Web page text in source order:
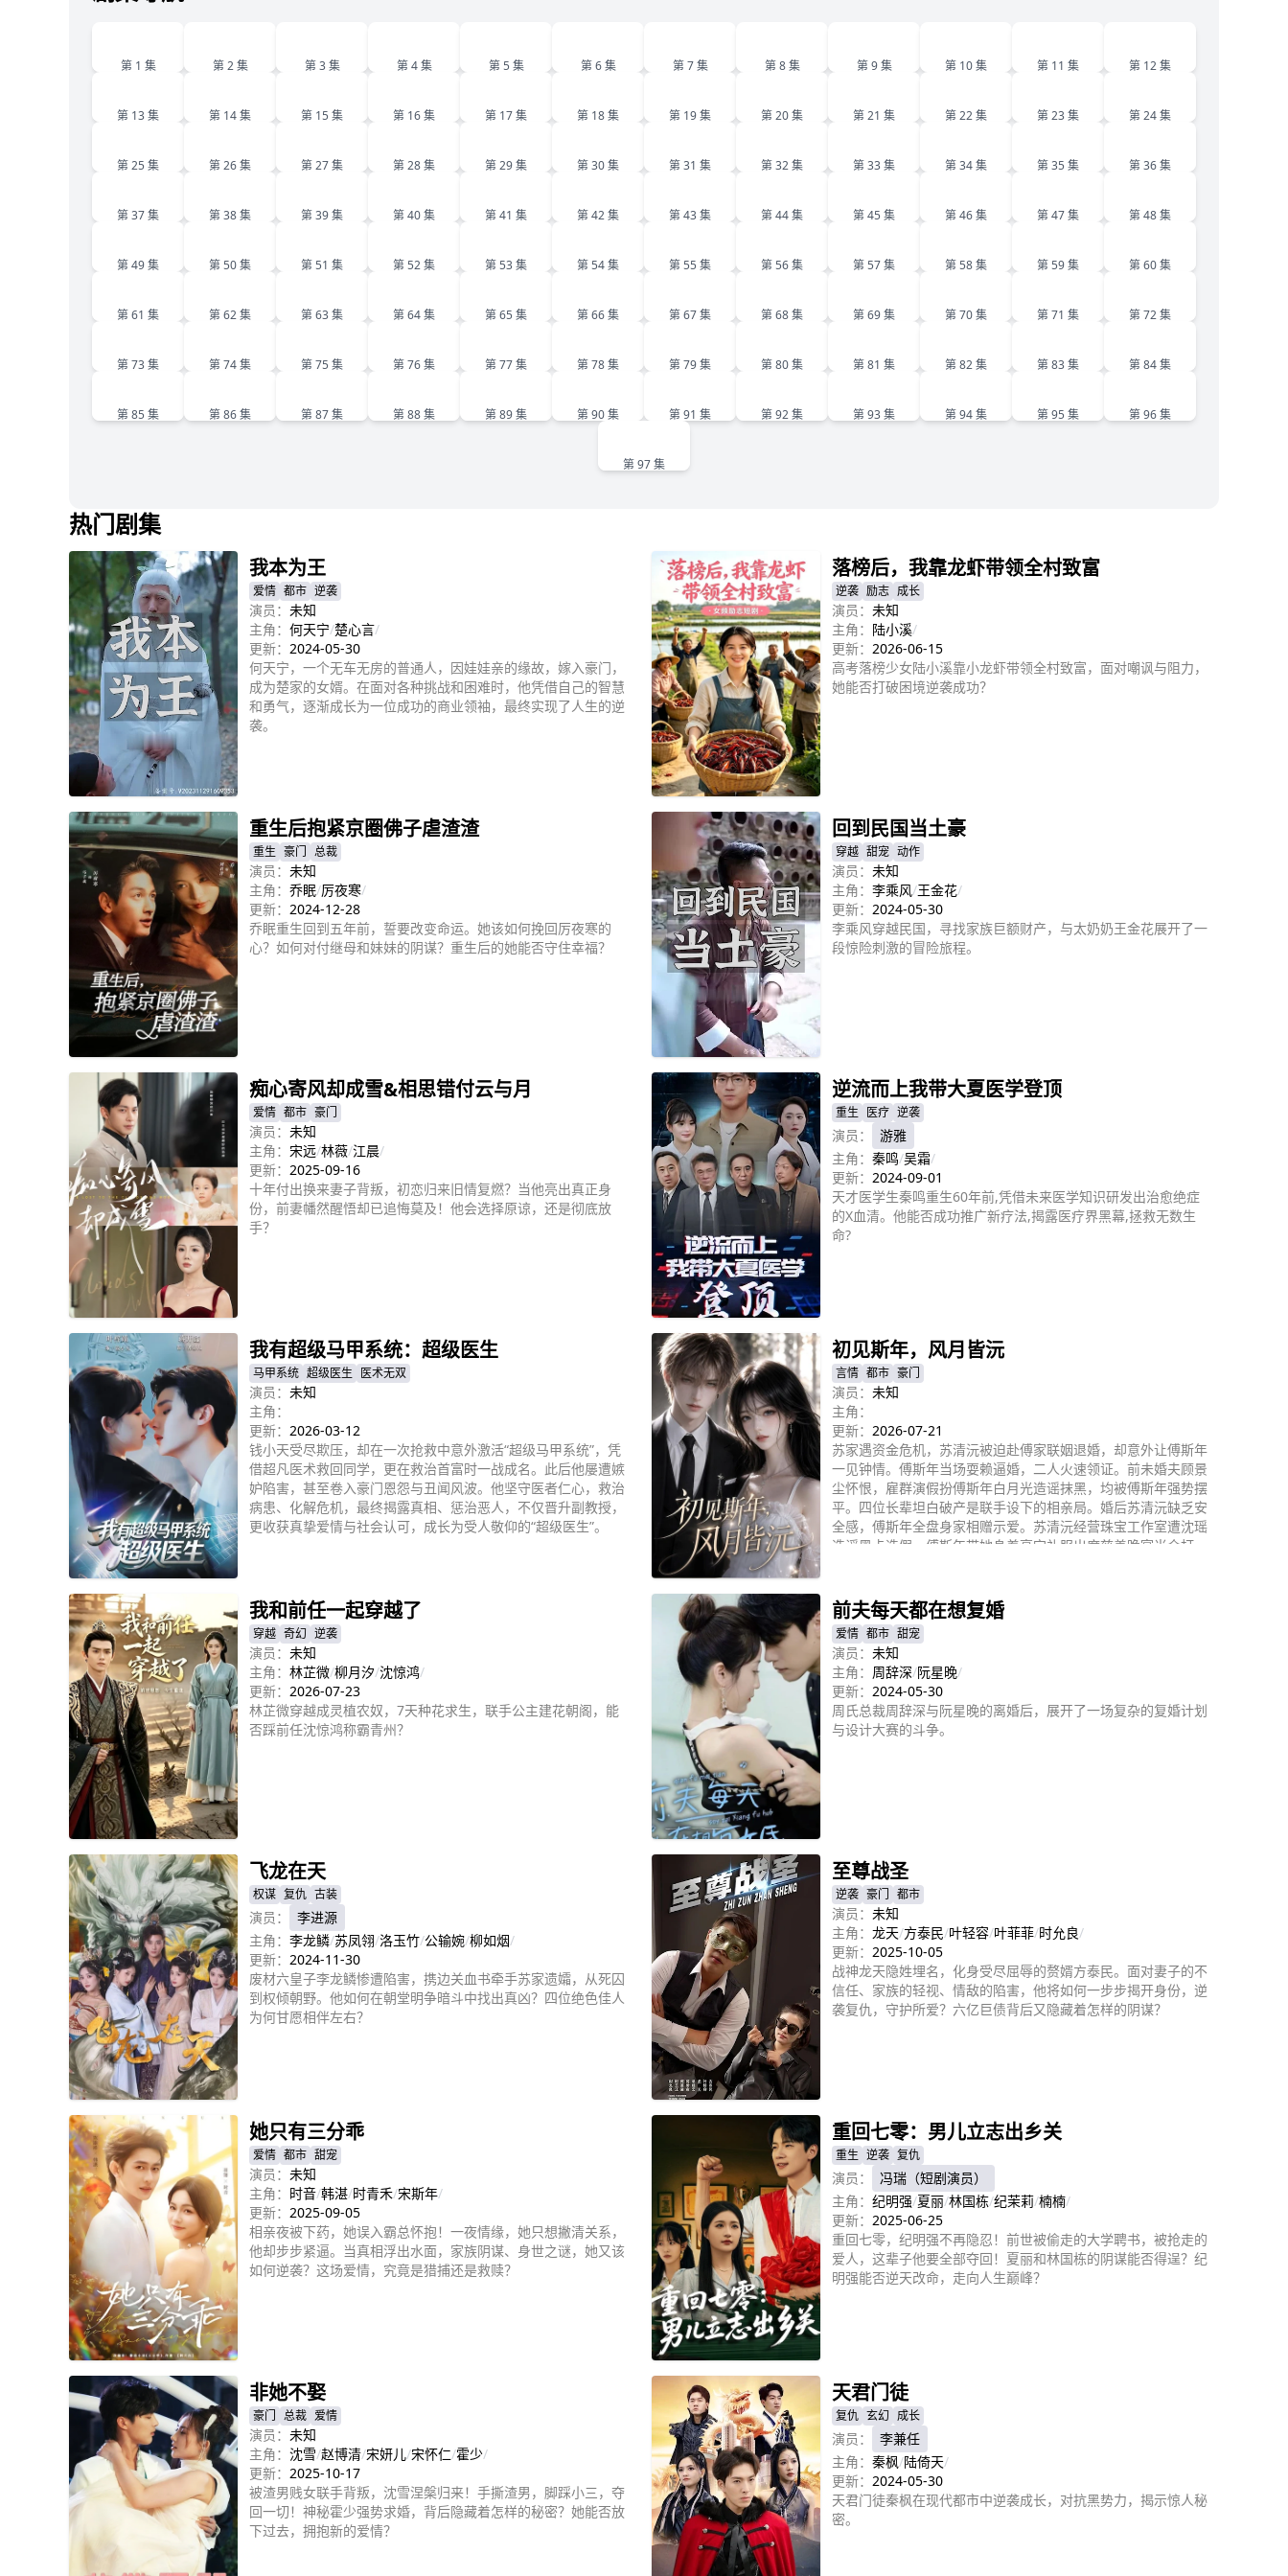
第 1 集 第 2 集 第 3 集 第 4 集 第 5 集 第 6 集 第 7 集 第 8 集 第 9 集 第 10 集 第 11 集 第 12 集
第 13 集 第 14 集 第 15 集 第 16 集 第 17 集 第 18 集 第 19 集 第 20 集 第 21 集 第 22 集 第 23 集 第 24 集
第 25 集 第 26 集 第 27 集 第 28 集 第 29 集 第 30 集 第 31 集 第 32 集 第 33 集 第 34 集 第 35 集 第 36 集
第 37 集 第 38 集 第 39 集 第 40 集 第 41 集 第 42 集 第 43 集 第 44 集 第 45 集 第 46 集 第 47 集 第 48 集
第 49 集 第 50 集 第 51 集 第 52 集 第 53 集 第 54 集 第 55 集 第 56 集 第 57 集 第 58 集 第 59 集 第 60 集
第 61 集 第 62 集 第 63 集 第 64 集 第 65 集 第 66 集 第 67 集 第 68 集 第 69 集 第 70 集 第 71 集 第 72 集
第 73 集 第 74 集 第 75 集 第 76 集 第 77 集 第 78 集 第 79 集 第 80 集 第 81 集 第 82 集 第 83 集 第 84 集
第 85 集 第 86 集 第 87 集 第 88 集 第 89 集 第 90 集 第 91 集 第 92 集 第 93 集 第 94 集 第 95 集 第 96 集
第 97 集
热门剧集
我本为王
爱情 都市 逆袭
演员： 未知
主角： 何天宁/楚心言/
更新： 2024-05-30
何天宁，一个无车无房的普通人，因娃娃亲的缘故，嫁入豪门，
成为楚家的女婿。在面对各种挑战和困难时，他凭借自己的智慧
和勇气，逐渐成长为一位成功的商业领袖，最终实现了人生的逆
袭。
落榜后，我靠龙虾带领全村致富
逆袭 励志 成长
演员： 未知
主角： 陆小溪/
更新： 2026-06-15
高考落榜少女陆小溪靠小龙虾带领全村致富，面对嘲讽与阻力，
她能否打破困境逆袭成功？
重生后抱紧京圈佛子虐渣渣
重生 豪门 总裁
演员： 未知
主角： 乔眠/厉夜寒/
更新： 2024-12-28
乔眠重生回到五年前，誓要改变命运。她该如何挽回厉夜寒的
心？如何对付继母和妹妹的阴谋？重生后的她能否守住幸福？
回到民国当土豪
穿越 甜宠 动作
演员： 未知
主角： 李乘风/王金花/
更新： 2024-05-30
李乘风穿越民国，寻找家族巨额财产，与太奶奶王金花展开了一
段惊险刺激的冒险旅程。
痴心寄风却成雪&相思错付云与月
爱情 都市 豪门
演员： 未知
主角： 宋远/林薇/江晨/
更新： 2025-09-16
十年付出换来妻子背叛，初恋归来旧情复燃？当他亮出真正身
份，前妻幡然醒悟却已追悔莫及！他会选择原谅，还是彻底放
手？
逆流而上我带大夏医学登顶
重生 医疗 逆袭
演员：
游雅
主角： 秦鸣/吴霜/
更新： 2024-09-01
天才医学生秦鸣重生60年前,凭借未来医学知识研发出治愈绝症
的X血清。他能否成功推广新疗法,揭露医疗界黑幕,拯救无数生
命?
我有超级马甲系统：超级医生
马甲系统 超级医生 医术无双
演员： 未知
主角：
更新： 2026-03-12
钱小天受尽欺压，却在一次抢救中意外激活“超级马甲系统”，凭
借超凡医术救回同学，更在救治首富时一战成名。此后他屡遭嫉
妒陷害，甚至卷入豪门恩怨与丑闻风波。他坚守医者仁心，救治
病患、化解危机，最终揭露真相、惩治恶人，不仅晋升副教授，
更收获真挚爱情与社会认可，成长为受人敬仰的“超级医生”。
初见斯年，风月皆沅
言情 都市 豪门
演员： 未知
主角：
更新： 2026-07-21
苏家遇资金危机，苏清沅被迫赴傅家联姻退婚，却意外让傅斯年
一见钟情。傅斯年当场耍赖逼婚，二人火速领证。前未婚夫顾景
尘怀恨，雇群演假扮傅斯年白月光造谣抹黑，均被傅斯年强势摆
平。四位长辈坦白破产是联手设下的相亲局。婚后苏清沅缺乏安
全感，傅斯年全盘身家相赠示爱。苏清沅经营珠宝工作室遭沈瑶
造谣黑卡造假，傅斯年带她身着高定礼服出席慈善晚宴当众打
我和前任一起穿越了
穿越 奇幻 逆袭
演员： 未知
主角： 林芷微/柳月汐/沈惊鸿/
更新： 2026-07-23
林芷微穿越成灵植农奴，7天种花求生，联手公主建花朝阁，能
否踩前任沈惊鸿称霸青州？
前夫每天都在想复婚
爱情 都市 甜宠
演员： 未知
主角： 周辞深/阮星晚/
更新： 2024-05-30
周氏总裁周辞深与阮星晚的离婚后，展开了一场复杂的复婚计划
与设计大赛的斗争。
飞龙在天
权谋 复仇 古装
演员：
李进源
主角： 李龙鳞/苏凤翎/洛玉竹/公输婉/柳如烟/
更新： 2024-11-30
废材六皇子李龙鳞惨遭陷害，携边关血书牵手苏家遗孀，从死囚
到权倾朝野。他如何在朝堂明争暗斗中找出真凶？四位绝色佳人
为何甘愿相伴左右？
至尊战圣
逆袭 豪门 都市
演员： 未知
主角： 龙天/方泰民/叶轻容/叶菲菲/时允良/
更新： 2025-10-05
战神龙天隐姓埋名，化身受尽屈辱的赘婿方泰民。面对妻子的不
信任、家族的轻视、情敌的陷害，他将如何一步步揭开身份，逆
袭复仇，守护所爱？六亿巨债背后又隐藏着怎样的阴谋？
她只有三分乖
爱情 都市 甜宠
演员： 未知
主角： 时音/韩湛/时青禾/宋斯年/
更新： 2025-09-05
相亲夜被下药，她误入霸总怀抱！一夜情缘，她只想撇清关系，
他却步步紧逼。当真相浮出水面，家族阴谋、身世之谜，她又该
如何逆袭？这场爱情，究竟是猎捕还是救赎？
重回七零：男儿立志出乡关
重生 逆袭 复仇
演员：
冯瑞（短剧演员）
主角： 纪明强/夏丽/林国栋/纪茉莉/楠楠/
更新： 2025-06-25
重回七零，纪明强不再隐忍！前世被偷走的大学聘书，被抢走的
爱人，这辈子他要全部夺回！夏丽和林国栋的阴谋能否得逞？纪
明强能否逆天改命，走向人生巅峰？
非她不娶
豪门 总裁 爱情
演员： 未知
主角： 沈雪/赵博清/宋妍儿/宋怀仁/霍少/
更新： 2025-10-17
被渣男贱女联手背叛，沈雪涅槃归来！手撕渣男，脚踩小三，夺
回一切！神秘霍少强势求婚，背后隐藏着怎样的秘密？她能否放
下过去，拥抱新的爱情？
天君门徒
复仇 玄幻 成长
演员：
李兼任
主角： 秦枫/陆倚天/
更新： 2024-05-30
天君门徒秦枫在现代都市中逆袭成长，对抗黑势力，揭示惊人秘
密。